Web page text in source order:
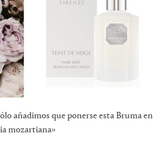
añadimos que ponerse esta Bruma en
mozartiana»